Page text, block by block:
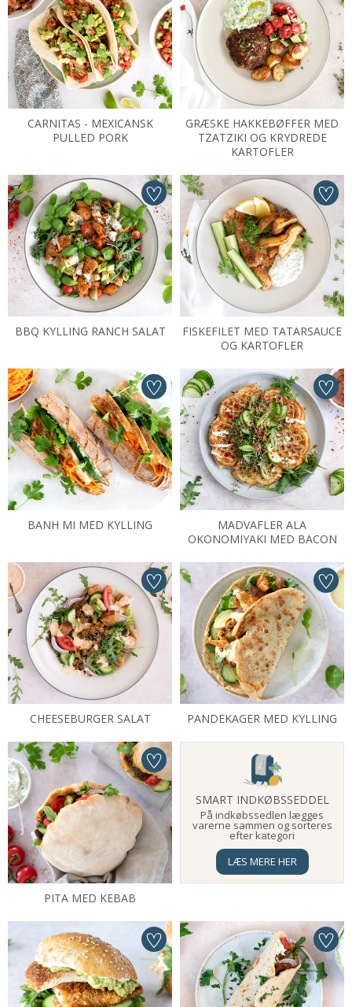
CARNITAS - MEXICANSK
PULLED PORK
GRÆSKE HAKKEBØFFER MED
TZATZIKI OG KRYDREDE
KARTOFLER
BBQ KYLLING RANCH SALAT
FISKEFILET MED TATARSAUCE
OG KARTOFLER
BANH MI MED KYLLING
MADVAFLER ALA
OKONOMIYAKI MED BACON
CHEESEBURGER SALAT PANDEKAGER MED KYLLING
PITA MED KEBAB
SMART INDKØBSSEDDEL
På indkøbssedlen lægges
varerne sammen og sorteres
efter kategori
LÆS MERE HER